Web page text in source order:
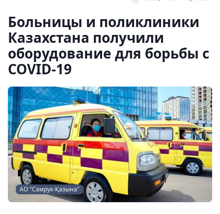
Больницы и поликлиники
Казахстана получили
оборудование для борьбы с
COVID-19
АО "Самрук-Қазына"